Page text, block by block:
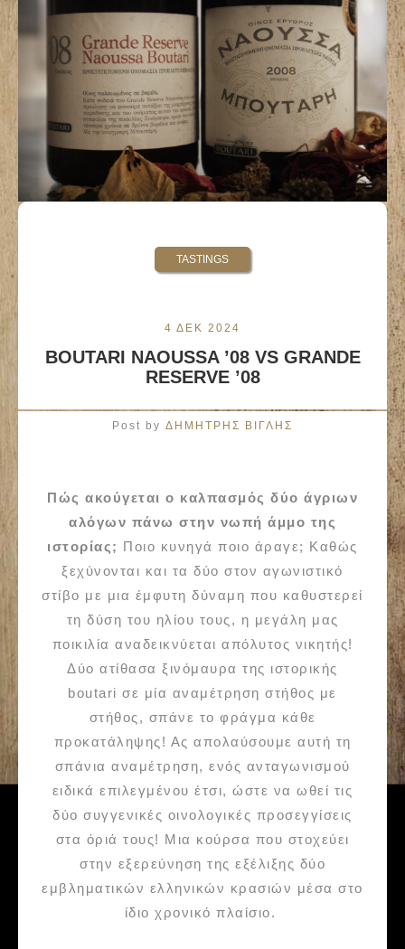
TASTINGS
4 ΔΕΚ 2024
BOUTARI NAOUSSA ’08 VS GRANDE
RESERVE ’08
Post by ΔΗΜΗΤΡΗΣ ΒΙΓΛΗΣ
Πώς ακούγεται ο καλπασμός δύο άγριων
αλόγων πάνω στην νωπή άμμο της
ιστορίας; Ποιο κυνηγά ποιο άραγε; Καθώς
ξεχύνονται και τα δύο στον αγωνιστικό
στίβο με μια έμφυτη δύναμη που καθυστερεί
τη δύση του ηλίου τους, η μεγάλη μας
ποικιλία αναδεικνύεται απόλυτος νικητής!
Δύο ατίθασα ξινόμαυρα της ιστορικής
boutari σε μία αναμέτρηση στήθος με
στήθος, σπάνε το φράγμα κάθε
προκατάληψης! Ας απολαύσουμε αυτή τη
σπάνια αναμέτρηση, ενός ανταγωνισμού
ειδικά επιλεγμένου έτσι, ώστε να ωθεί τις
δύο συγγενικές οινολογικές προσεγγίσεις
στα όριά τους! Μια κούρσα που στοχεύει
στην εξερεύνηση της εξέλιξης δύο
εμβληματικών ελληνικών κρασιών μέσα στο
ίδιο χρονικό πλαίσιο.